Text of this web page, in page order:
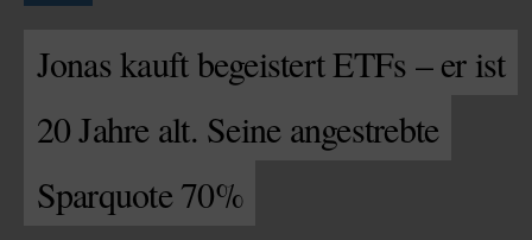
Jonas kauft begeistert ETFs – er ist
20 Jahre alt. Seine angestrebte
Sparquote 70%